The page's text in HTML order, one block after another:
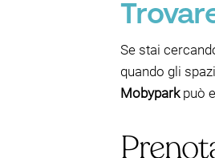
Se stai
quando gli
Mobyparkpuò